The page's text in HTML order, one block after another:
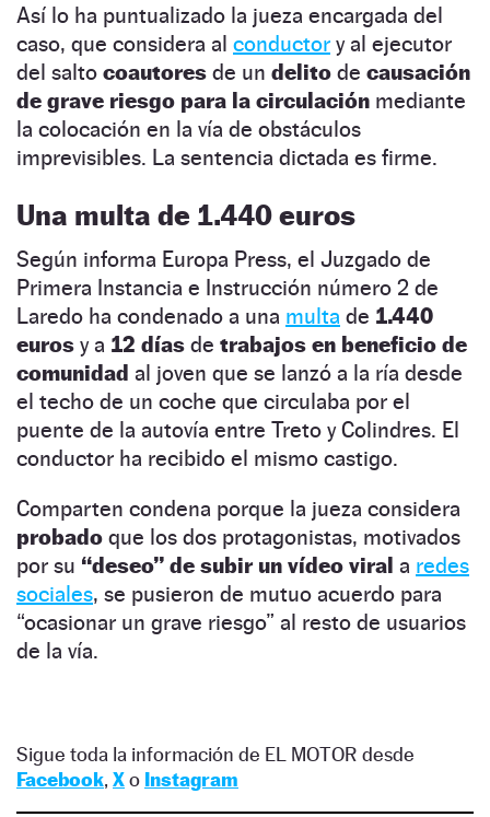
Así lo ha puntualizado la jueza encargada del
caso, que considera al conductor y al ejecutor
del salto coautores de un delito de causación
de grave riesgo para la circulación mediante
la colocación en la vía de obstáculos
imprevisibles. La sentencia dictada es firme.
Una multa de 1.440 euros
Según informa Europa Press, el Juzgado de
Primera Instancia e Instrucción número 2 de
Laredo ha condenado a una multa de 1.440
euros y a 12 días de trabajos en beneficio de
comunidad al joven que se lanzó a la ría desde
el techo de un coche que circulaba por el
puente de la autovía entre Treto y Colindres. El
conductor ha recibido el mismo castigo.
Comparten condena porque la jueza considera
probado que los dos protagonistas, motivados
por su “deseo” de subir un vídeo viral a redes
sociales, se pusieron de mutuo acuerdo para
“ocasionar un grave riesgo” al resto de usuarios
de la vía.
Sigue toda la información de EL MOTOR desde
Facebook, Xo Instagram